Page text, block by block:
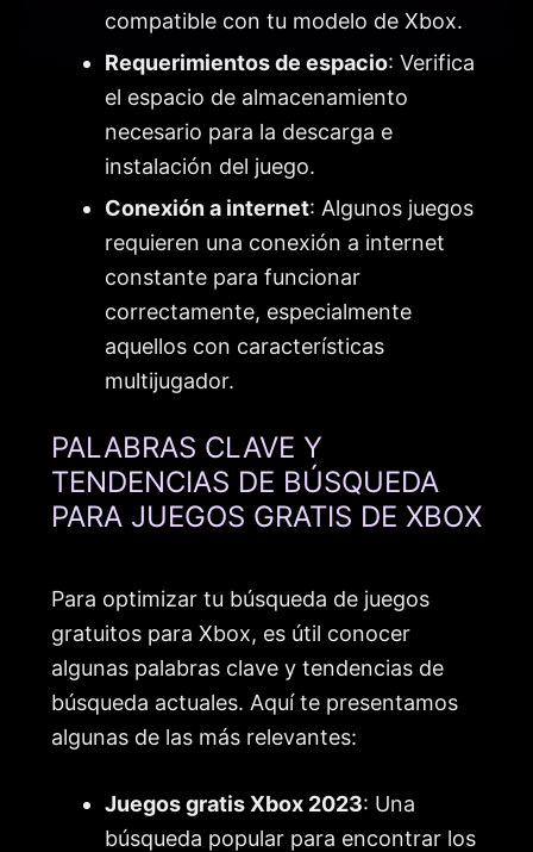
compatible con tu modelo de Xbox.
Requerimientos de espacio: Verifica
el espacio de almacenamiento
necesario para la descarga e
instalación del juego.
Conexión a internet: Algunos juegos
requieren una conexión a internet
constante para funcionar
correctamente, especialmente
aquellos con características
multijugador.
PALABRAS CLAVE Y
TENDENCIAS DE BÚSQUEDA
PARA JUEGOS GRATIS DE XBOX
Para optimizar tu búsqueda de juegos
gratuitos para Xbox, es útil conocer
algunas palabras clave y tendencias de
búsqueda actuales. Aquí te presentamos
algunas de las más relevantes:
Juegos gratis Xbox 2023: Una
búsqueda popular para encontrar los